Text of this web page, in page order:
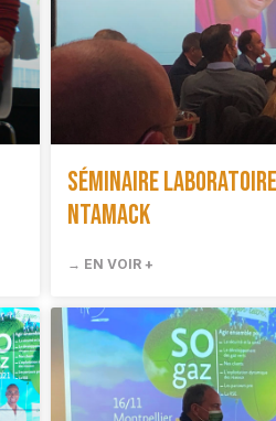
Séminaire
Ntamack
→ EN VOIR +